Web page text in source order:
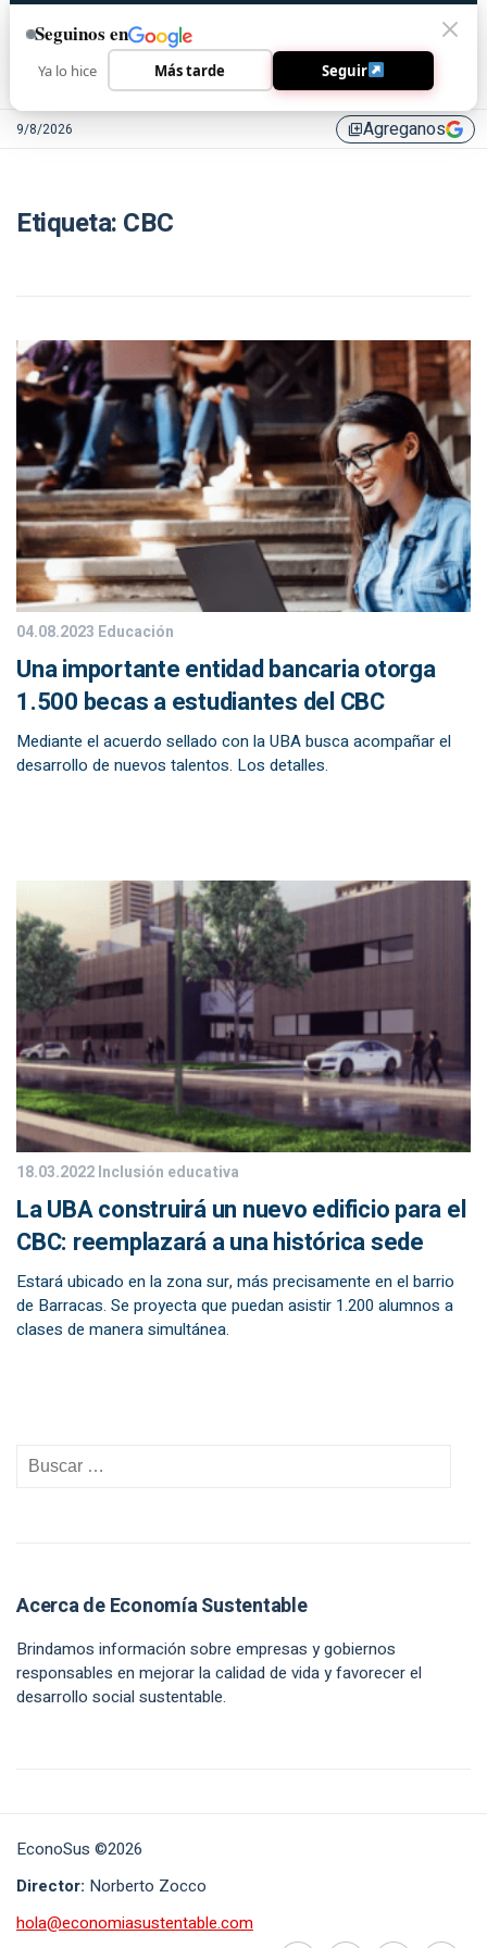
9/8/2026 library_addAgreganos
Etiqueta: CBC
04.08.2023 Educación
Una importante entidad bancaria otorga
1.500 becas a estudiantes del CBC
Mediante el acuerdo sellado con la UBA busca acompañar el
desarrollo de nuevos talentos. Los detalles.
18.03.2022Inclusión educativa
La UBA construirá un nuevo edificio para el
CBC: reemplazará a una histórica sede
Estará ubicado en la zona sur, más precisamente en el barrio
de Barracas. Se proyecta que puedan asistir 1.200 alumnos a
clases de manera simultánea.
Acerca de Economía Sustentable
Brindamos información sobre empresas y gobiernos
responsables en mejorar la calidad de vida y favorecer el
desarrollo social sustentable.
EconoSus ©2026
Director: Norberto Zocco
hola@economiasustentable.com
Seguinos en
Ya lo hice Más tarde Seguir